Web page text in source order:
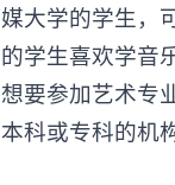
大学的学生，
学生喜欢学音
要参加艺术专
科或专科的机构